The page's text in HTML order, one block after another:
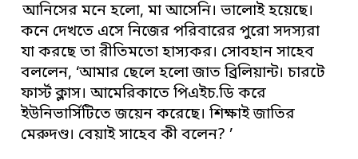
আনিসের মনে হলো, মা আসেনি। ভালোই হয়েছে।
কনে দেখতে এসে নিজের পরিবারের পুরো সদস্যরা
যা করছে তা রীতিমতো হাস্যকর। সোবহান সাহেব
বললেন, ‘আমার ছেলে হলো জাত ব্রিলিয়ান্ট। চারটে
ফার্স্ট ক্লাস। আমেরিকাতে পিএইচ.ডি করে
ইউনিভার্সিটিতে জয়েন করেছে। শিক্ষাই জাতির
মেরুদণ্ড। বেয়াই সাহেব কী বলেন? ’